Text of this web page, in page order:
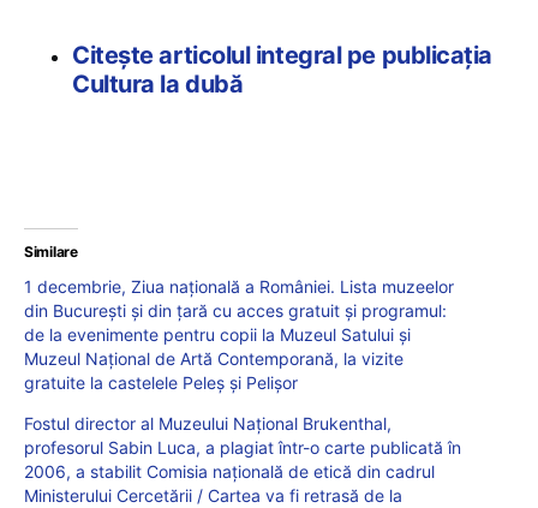
Citește articolul integral pe publicația
Cultura la dubă
Similare
1 decembrie, Ziua națională a României. Lista muzeelor
din București și din țară cu acces gratuit și programul:
de la evenimente pentru copii la Muzeul Satului și
Muzeul Național de Artă Contemporană, la vizite
gratuite la castelele Peleș și Pelișor
Fostul director al Muzeului Național Brukenthal,
profesorul Sabin Luca, a plagiat într-o carte publicată în
2006, a stabilit Comisia națională de etică din cadrul
Ministerului Cercetării / Cartea va fi retrasă de la